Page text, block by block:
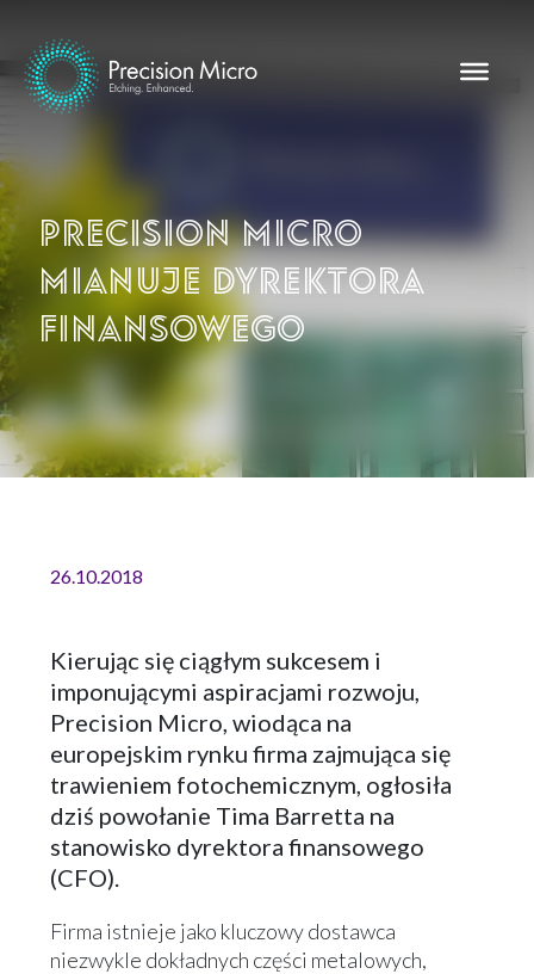
Precision Micro
mianuje dyrektora
finansowego
26.10.2018
Kierując się ciągłym sukcesem i
imponującymi aspiracjami rozwoju,
Precision Micro, wiodąca na
europejskim rynku firma zajmująca się
trawieniem fotochemicznym, ogłosiła
dziś powołanie Tima Barretta na
stanowisko dyrektora finansowego
(CFO).
Firma istnieje jako kluczowy dostawca
niezwykle dokładnych części metalowych,